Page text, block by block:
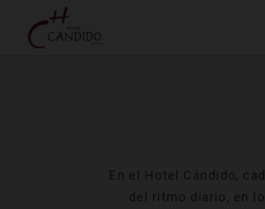
En el Hotel Cándido,
del ritmo diario, en